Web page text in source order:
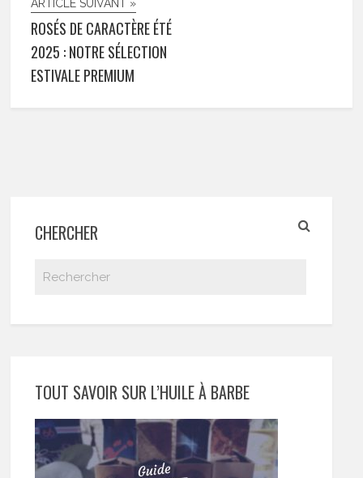
ARTICLE SUIVANT »
ROSÉS DE CARACTÈRE ÉTÉ
2025 : NOTRE SÉLECTION
ESTIVALE PREMIUM
CHERCHER
TOUT SAVOIR SUR L’HUILE À BARBE